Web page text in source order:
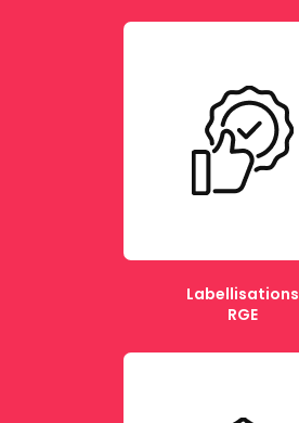
Labellisations
RGE